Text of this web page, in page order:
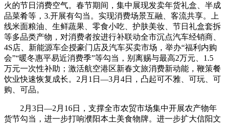
火的节日消费空气。春节期间，集中展现发卖年货礼盒、半成
品菜肴等，3.开展有勾当。实现消费场景互融、客流共享。上
线米面粮油、生鲜蔬果、零食小吃、护肤美妆、节日礼盒套拆
等多品类产物，对消费者按进行补联动全市沉点汽车经销商、
4S店、新能源车企授豪门店及汽车买卖市场，举办“福利内购
会”“暖冬惠平易近消费季”等勾当，别离赐与最高2万元、1.5
万元一次性补助；激活航空港区新春文旅消费新动能，鞭策餐
饮业快速恢复成长。2月1日—3月4日，凸起可不雅、可玩、可
购、可品。
2月3日—2月16日，支撑全市农贸市场集中开展农产物年
货节勾当，进一步打响濮阳本土美食物牌。进一步扩大信阳文